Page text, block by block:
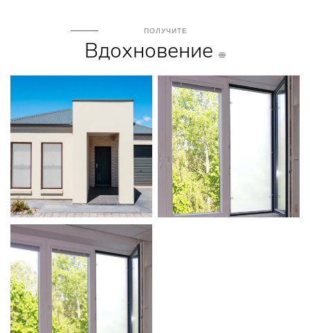
ПОЛУЧИТЕ
Вдохновение